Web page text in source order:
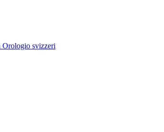
Orologio svizzeri